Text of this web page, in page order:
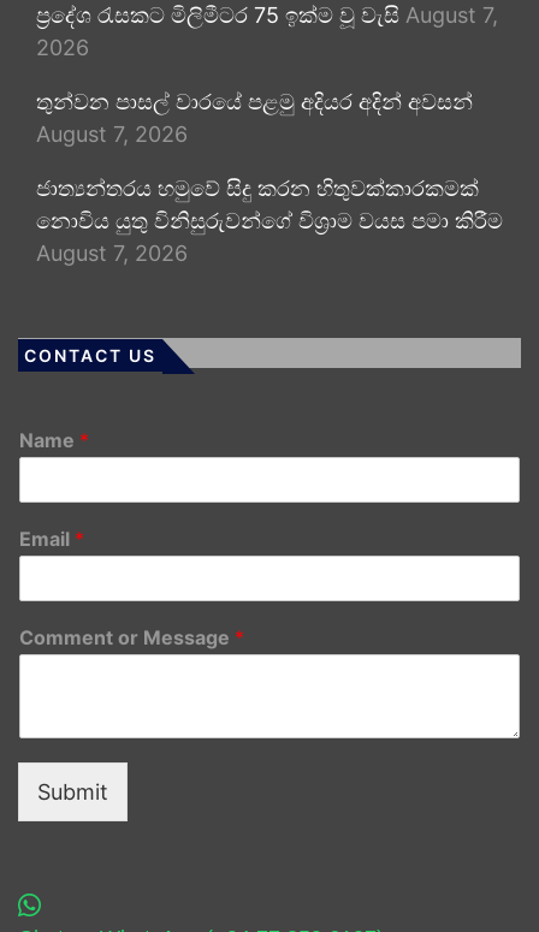
ප්‍රදේශ රැසකට මිලිමීටර 75 ඉක්ම වූ වැසි August 7,
2026
තුන්වන පාසල් වාරයේ පළමු අදියර අදින් අවසන්
August 7, 2026
ජාත්‍යන්තරය හමුවේ සිදු කරන හිතුවක්කාරකමක්
නොවිය යුතු විනිසුරුවන්ගේ විශ්‍රාම වයස පමා කිරීම
August 7, 2026
CONTACT US
Name *
Email *
Comment or Message *
Submit